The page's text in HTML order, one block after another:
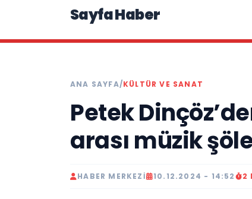
Sayfa Haber
ANA SAYFA/KÜLTÜR VE SANAT
Petek
arası müzik
HABER MERKEZI 10.12.2024 - 14:52 2